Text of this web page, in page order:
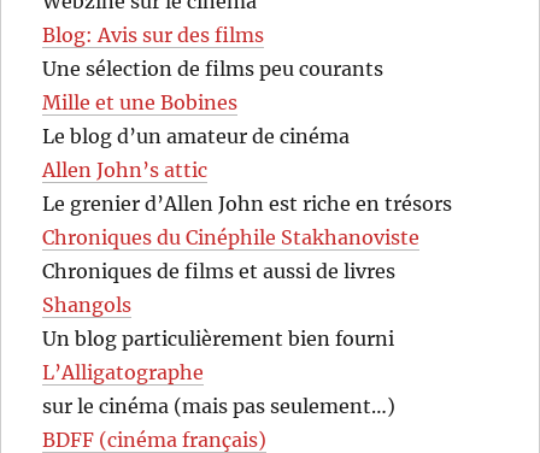
Blog: Avis sur des films
Une sélection de films peu courants
Mille et une Bobines
Le blog d’un amateur de cinéma
Allen John’s attic
Le grenier d’Allen John est riche en trésors
Chroniques du Cinéphile Stakhanoviste
Chroniques de films et aussi de livres
Shangols
Un blog particulièrement bien fourni
L’Alligatographe
sur le cinéma (mais pas seulement…)
BDFF (cinéma français)